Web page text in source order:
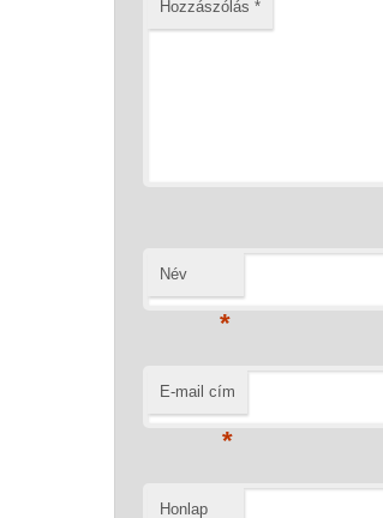
Hozzászólás *
Név
*
E-mail cím
*
Honlap